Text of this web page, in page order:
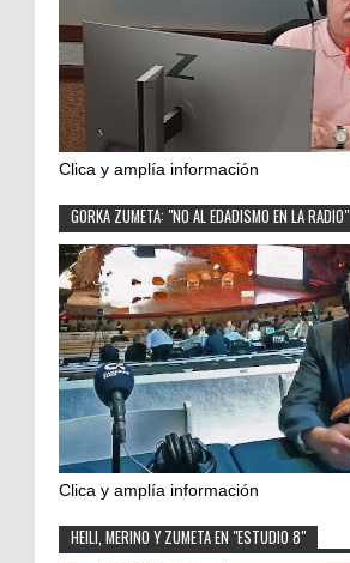
Clica y amplía información
GORKA ZUMETA: "NO AL EDADISMO EN LA RADIO"
Clica y amplía información
HEILI, MERINO Y ZUMETA EN "ESTUDIO 8"